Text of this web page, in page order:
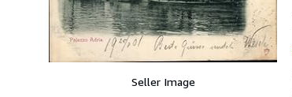
Seller Image